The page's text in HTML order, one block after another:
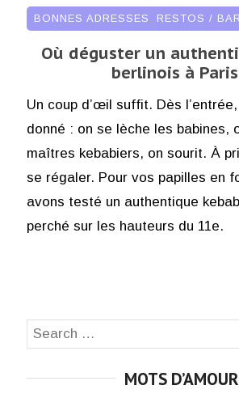
BONNES ADRESSES RESTOS /
Où déguster un
berlinois à
Un coup d’œil suffit. Dès
donné : on se lèche les babines,
maîtres kebabiers, on sourit. À
se régaler. Pour vos papilles en
avons testé un authentique
perché sur les hauteurs du 11e.
Search
MOTS D’AMOUR